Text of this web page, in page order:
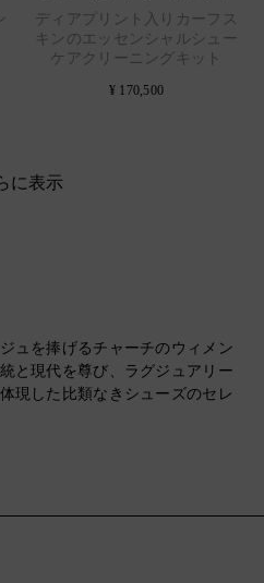
ディアプリント入りカーフス
キンのエッセンシャルシュー
ケアクリーニングキット
¥ 170,500
に表示
ュを捧げるチャーチのウィメン
と現代を尊び、ラグジュアリー
現した比類なきシューズのセレ